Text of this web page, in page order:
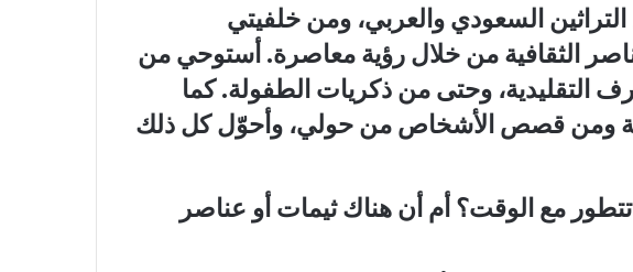
السعودي والعربي، ومن خلفيتي
الثقافية من خلال رؤية معاصرة. أستوحي من
التقليدية، وحتى من ذكريات الطفولة. كما
ومن قصص الأشخاص من حولي، وأحوّل كل ذلك
مع الوقت؟ أم أن هناك ثيمات أو عناصر